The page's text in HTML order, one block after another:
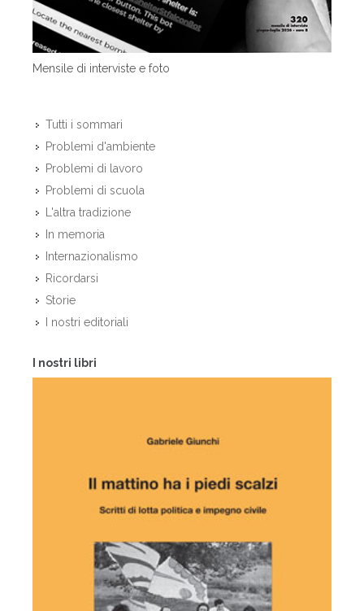
Mensile di interviste e foto
Tutti i sommari
Problemi d'ambiente
Problemi di lavoro
Problemi di scuola
L'altra tradizione
In memoria
Internazionalismo
Ricordarsi
Storie
I nostri editoriali
I nostri libri